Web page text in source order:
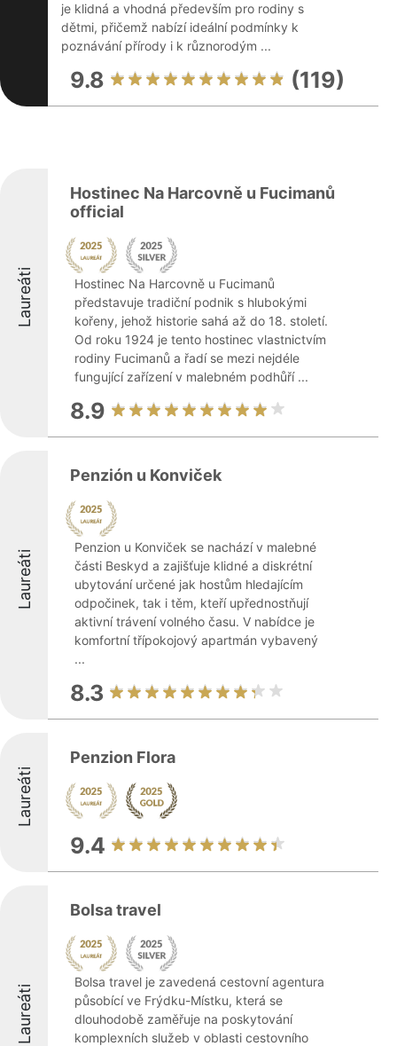
je klidná a vhodná především pro rodiny s
dětmi, přičemž nabízí ideální podmínky k
poznávání přírody i k různorodým ...
9.8 (119)
Laureáti
Hostinec Na Harcovně u Fucimanů
official
Hostinec Na Harcovně u Fucimanů
představuje tradiční podnik s hlubokými
kořeny, jehož historie sahá až do 18. století.
Od roku 1924 je tento hostinec vlastnictvím
rodiny Fucimanů a řadí se mezi nejdéle
fungující zařízení v malebném podhůří ...
8.9
Laureáti
Penzión u Konviček
Penzion u Konviček se nachází v malebné
části Beskyd a zajišťuje klidné a diskrétní
ubytování určené jak hostům hledajícím
odpočinek, tak i těm, kteří upřednostňují
aktivní trávení volného času. V nabídce je
komfortní třípokojový apartmán vybavený
...
8.3
Laureáti
Penzion Flora
9.4
Laureáti
Bolsa travel
Bolsa travel je zavedená cestovní agentura
působící ve Frýdku-Místku, která se
dlouhodobě zaměřuje na poskytování
komplexních služeb v oblasti cestovního